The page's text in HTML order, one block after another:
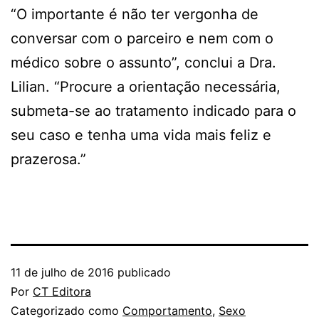
“O importante é não ter vergonha de
conversar com o parceiro e nem com o
médico sobre o assunto”, conclui a Dra.
Lilian. “Procure a orientação necessária,
submeta-se ao tratamento indicado para o
seu caso e tenha uma vida mais feliz e
prazerosa.”
11 de julho de 2016 publicado
Por CT Editora
Categorizado como Comportamento, Sexo